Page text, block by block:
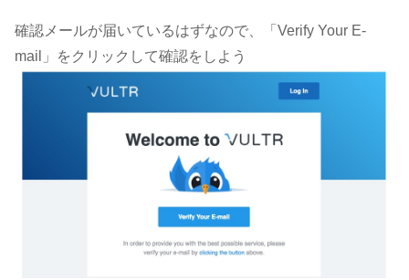
確認メールが届いているはずなので、「Verify Your E-
mail」をクリックして確認をしよう